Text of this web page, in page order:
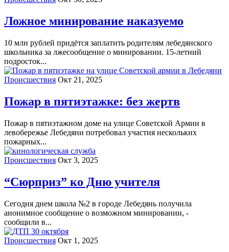
Ложное минирование наказуемо
10 млн рублей придётся заплатить родителям лебедянского
школьника за лжесообщение о минировании. 15-летний
подросток...
Происшествия Окт 21, 2025
Пожар в пятиэтажке: без жертв
Пожар в пятиэтажном доме на улице Советской Армии в
левобережье Лебедяни потребовал участия нескольких
пожарных...
Происшествия Окт 3, 2025
“Сюрприз” ко Дню учителя
Сегодня днем школа №2 в городе Лебедянь получила
анонимное сообщение о возможном минировании, -
сообщили в...
Происшествия Окт 1, 2025